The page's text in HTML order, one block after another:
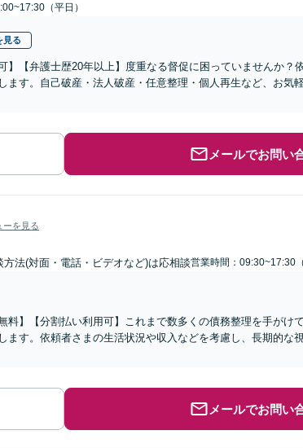
（平日）
見る
】【弁護士歴20年以上】度重なる督促に困っていませんか？
ます。自己破産・法人破産・任意整理・個人再生など、お気
メールでお問い
ーを見る
方法(対面・電話・ビデオなど)は応相談営業時間：09:30~17:30（
料】【分割払い利用可】これまで数多くの債務整理を手がけ
ます。依頼者さまの生活状況や収入などを考慮し、長期的な
メールでお問い